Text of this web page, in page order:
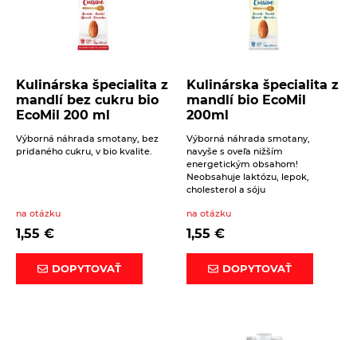
Kulinárska špecialita z
mandlí bez cukru bio
EcoMil 200 ml
Výborná náhrada smotany, bez
pridaného cukru, v bio kvalite.
na otázku
1,55 €
DOPYTOVAŤ
Kulinárska špecialita z
mandlí bio EcoMil
200ml
Výborná náhrada smotany,
navyše s oveľa nižším
energetickým obsahom!
Neobsahuje laktózu, lepok,
cholesterol a sóju
na otázku
1,55 €
DOPYTOVAŤ